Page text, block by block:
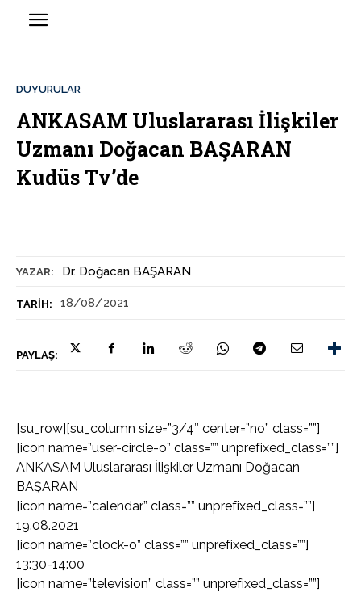
YAZAR: Dr. Doğacan BAŞARAN
TARIH: 18/08/2021
PAYLAŞ:
DUYURULAR
ANKASAM Uluslararası İlişkiler
Uzmanı Doğacan BAŞARAN
Kudüs Tv’de
[su_row][su_column size=”3/4″ center=”no” class=””]
[icon name=”user-circle-o” class=”” unprefixed_class=””]
ANKASAM Uluslararası İlişkiler Uzmanı Doğacan
BAŞARAN
[icon name=”calendar” class=”” unprefixed_class=””]
19.08.2021
[icon name=”clock-o” class=”” unprefixed_class=””]
13:30-14:00
[icon name=”television” class=”” unprefixed_class=””]